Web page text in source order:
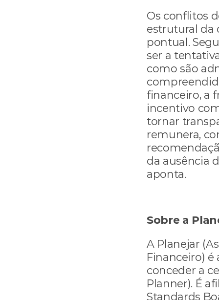
Os conflitos
estrutural da
pontual.
ser a
como são
financeiro, a
incentivo
tornar
remunera,
da ausência
aponta.
Sobre a
A Planejar
Financeiro)
conceder a
Planner). É
Standards